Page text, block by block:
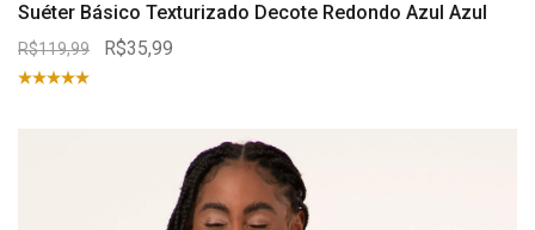
Suéter Básico Texturizado Decote Redondo Azul Azul
R$119,99 R$35,99